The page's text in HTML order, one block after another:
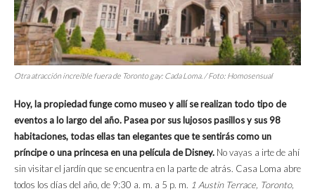
Otra atracción increíble fuera de Toronto gay: Cada Loma. / Foto: Homosensual
Hoy, la propiedad funge como museo y allí se realizan todo tipo de
eventos a lo largo del año. Pasea por sus lujosos pasillos y sus 98
habitaciones, todas ellas tan elegantes que te sentirás como un
príncipe o una princesa en una película de Disney. No vayas a irte de ahí
sin visitar el jardín que se encuentra en la parte de atrás. Casa Loma abre
todos los días del año, de 9:30 a. m. a 5 p. m. 1 Austin Terrace, Toronto,